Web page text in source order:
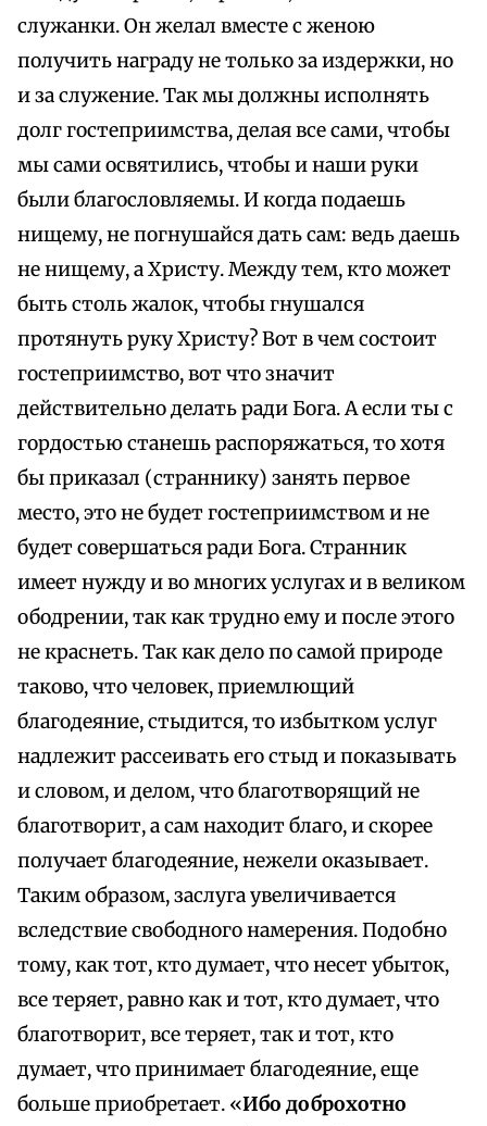
служанки. Он желал вместе с женою
получить награду не только за издержки, но
и за служение. Так мы должны исполнять
долг гостеприимства, делая все сами, чтобы
мы сами освятились, чтобы и наши руки
были благословляемы. И когда подаешь
нищему, не погнушайся дать сам: ведь даешь
не нищему, а Христу. Между тем, кто может
быть столь жалок, чтобы гнушался
протянуть руку Христу? Вот в чем состоит
гостеприимство, вот что значит
действительно делать ради Бога. А если ты с
гордостью станешь распоряжаться, то хотя
бы приказал (страннику) занять первое
место, это не будет гостеприимством и не
будет совершаться ради Бога. Странник
имеет нужду и во многих услугах и в великом
ободрении, так как трудно ему и после этого
не краснеть. Так как дело по самой природе
таково, что человек, приемлющий
благодеяние, стыдится, то избытком услуг
надлежит рассеивать его стыд и показывать
и словом, и делом, что благотворящий не
благотворит, а сам находит благо, и скорее
получает благодеяние, нежели оказывает.
Таким образом, заслуга увеличивается
вследствие свободного намерения. Подобно
тому, как тот, кто думает, что несет убыток,
все теряет, равно как и тот, кто думает, что
благотворит, все теряет, так и тот, кто
думает, что принимает благодеяние, еще
больше приобретает. «Ибо доброхотно